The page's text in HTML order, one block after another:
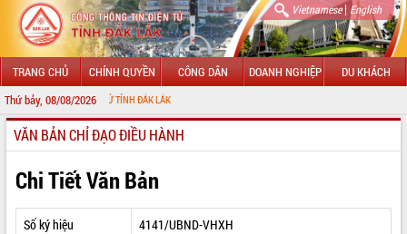
Vietnamese| English
TRANG CHỦ CHÍNH QUYỀN CÔNG DÂN DOANH NGHIỆP DU KHÁCH
Thứ bảy, 08/08/2026
TIN ĐIỆN TỬ TỈNH ĐẮK LẮK
GIỚI THIỆU
LÃNH ĐẠO UBND TỈNH
TIN TỨC SỰ KIỆN
VĂN BẢN CHỈ ĐẠO ĐIỀU HÀNH
Chi Tiết Văn Bản
Số ký hiệu
4141/UBND-VHXH